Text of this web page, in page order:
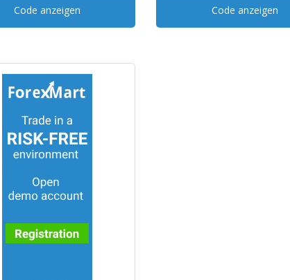
Code anzeigen Code anzeigen